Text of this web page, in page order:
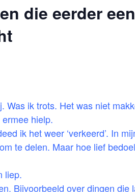
die eerder
Was ik trots. Het was niet
hielp.
ik het weer ‘verkeerd’. In
te delen. Maar hoe lief
liep.
Bijvoorbeeld over dingen